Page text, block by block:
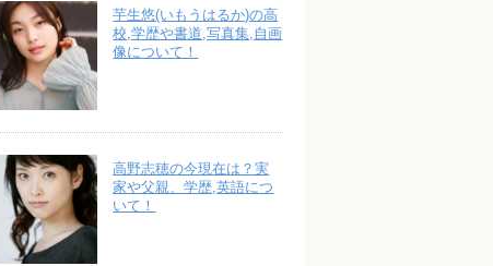
芋生悠(いもうはるか)の高
校,学歴や書道,写真集,自画
像について！
高野志穂の今現在は？実
家や父親、学歴,英語につ
いて！